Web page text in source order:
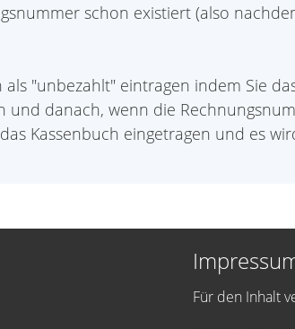
schon existiert (also
"unbezahlt" eintragen indem Sie
danach, wenn die
Kassenbuch eingetragen und es
Für den Inhalt